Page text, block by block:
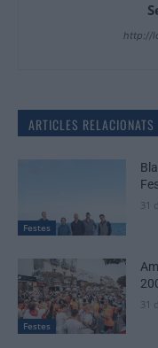
http://
ARTICLES RELACIONATS
Festes
31
Festes
31